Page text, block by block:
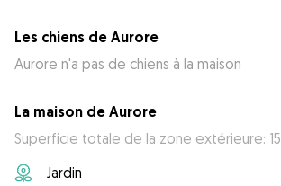
Les chiens de Aurore
Aurore n'a pas de chiens à la maison
La maison de Aurore
Superficie totale de la zone extérieure:
Jardin